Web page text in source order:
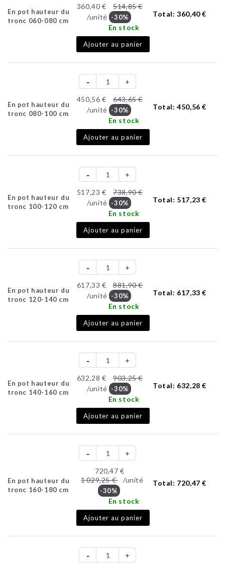
En pot hauteur du
tronc 060-080 cm
360,40 €
514,85 €
/unité -30%
En stock
Ajouter au panier
Total:360,40 €
En pot hauteur du
tronc 080-100 cm
450,56 €
643,65 €
/unité -30%
En stock
Ajouter au panier
Total:450,56 €
En pot hauteur du
tronc 100-120 cm
517,23 €
738,90 €
/unité -30%
En stock
Ajouter au panier
Total: 517,23 €
En pot hauteur du
tronc 120-140 cm
617,33 €
881,90 €
/unité -30%
En stock
Ajouter au panier
Total: 617,33 €
En pot hauteur du
tronc 140-160 cm
632,28 €
903,25 €
/unité -30%
En stock
Ajouter au panier
Total: 632,28 €
En pot hauteur du
tronc 160-180 cm
720,47 €
1 029,25 € /unité
-30%
En stock
Ajouter au panier
Total: 720,47 €